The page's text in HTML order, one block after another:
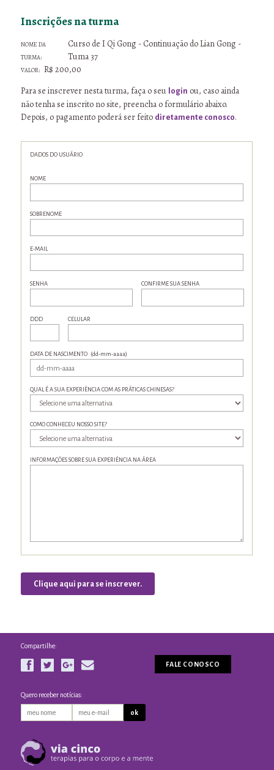
Inscrições na turma
Nome da
turma:
Curso de I Qi Gong - Continuação do Lian Gong -
Tuma 37
Valor: R$ 200,00
Para se inscrever nesta turma, faça o seu login ou, caso ainda
não tenha se inscrito no site, preencha o formulário abaixo.
Depois, o pagamento poderá ser feito diretamente conosco.
DADOS DO USUÁRIO
NOME
SOBRENOME
E-MAIL
SENHA CONFIRME SUA SENHA
DDD CELULAR
DATA DE NASCIMENTO (dd-mm-aaaa)
QUAL É A SUA EXPERIÊNCIA COM AS PRÁTICAS CHINESAS?
COMO CONHECEU NOSSO SITE?
INFORMAÇÕES SOBRE SUA EXPERIÊNCIA NA ÁREA
Clique aqui para se inscrever.
Compartilhe:
FALE CONOSCO
Quero receber notícias: